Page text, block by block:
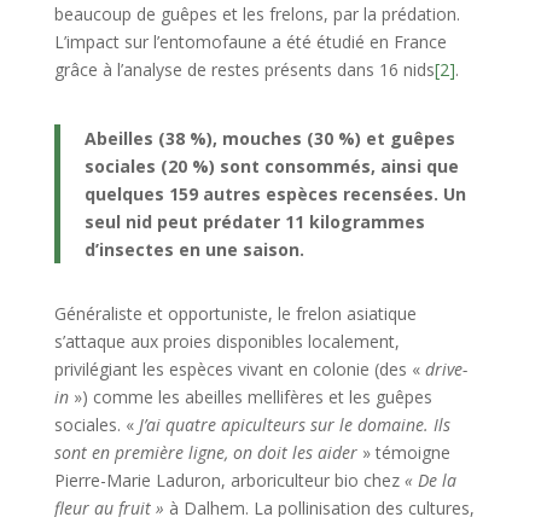
beaucoup de guêpes et les frelons, par la prédation.
L’impact sur l’entomofaune a été étudié en France
grâce à l’analyse de restes présents dans 16 nids[2].
Abeilles (38 %), mouches (30 %) et guêpes
sociales (20 %) sont consommés, ainsi que
quelques 159 autres espèces recensées. Un
seul nid peut prédater 11 kilogrammes
d’insectes en une saison.
Généraliste et opportuniste, le frelon asiatique
s’attaque aux proies disponibles localement,
privilégiant les espèces vivant en colonie (des « drive-
in») comme les abeilles mellifères et les guêpes
sociales. « J’ai quatre apiculteurs sur le domaine. Ils
sont en première ligne, on doit les aider » témoigne
Pierre-Marie Laduron, arboriculteur bio chez« De la
fleur au fruit » à Dalhem. La pollinisation des cultures,